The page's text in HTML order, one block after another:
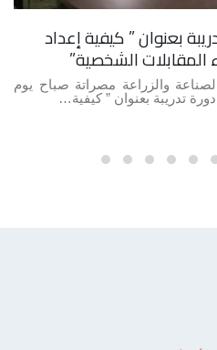
بعنوان ” كيفية إعداد
المقابلات الشخصية”
والزراعة مصراتة صباح يوم